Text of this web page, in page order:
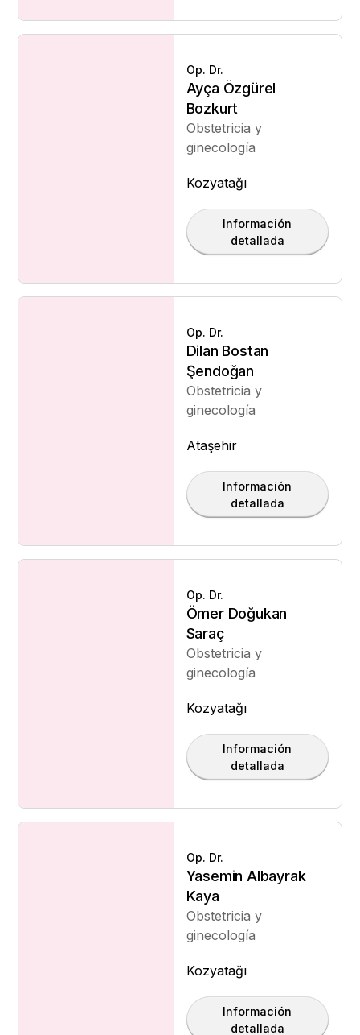
Op. Dr.
Ayça Özgürel
Bozkurt
Obstetricia y
ginecología
Kozyatağı
Información
detallada
Op. Dr.
Dilan Bostan
Şendoğan
Obstetricia y
ginecología
Ataşehir
Información
detallada
Op. Dr.
Ömer Doğukan
Saraç
Obstetricia y
ginecología
Kozyatağı
Información
detallada
Op. Dr.
Yasemin Albayrak
Kaya
Obstetricia y
ginecología
Kozyatağı
Información
detallada